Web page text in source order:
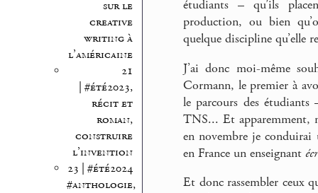
sur le
creative
writing à
l’américaine
21
| #été2023,
récit et
roman,
construire
l’invention
23 | #été2024
#anthologie,
étudiants – qu’ils
production, ou bien
quelque discipline qu’elle
J’ai donc moi-même
Cormann, le premier à
le parcours des
TNS... Et apparemment,
en novembre je conduirai
en France un enseignant
Et donc rassembler ceux